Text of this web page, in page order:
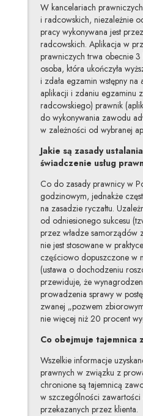
W kancelariach
i radcowskich, niezależnie
pracy wykonywana jest
radcowskich. Aplikacja w
prawniczych trwa obecnie 3
osoba, która ukończyła
i zdała egzamin wstępny
aplikacji i zdaniu egzaminu
radcowskiego) prawnik
do wykonywania zawodu
w zależności od wybranej
Jakie są zasady
świadczenie usług
Co do zasady prawnicy w
godzinowym, jednakże
na zasadzie ryczałtu.
od odniesionego sukcesu
przez władze samorządów
nie jest stosowane w
częściowo dopuszczone w
(ustawa o dochodzeniu
przewiduje, że
prowadzenia sprawy w
zwanej „pozwem
nie więcej niż 20 procent
Co obejmuje tajemnica
Wszelkie informacje
prawnych w związku z
chronione są tajemnicą
w szczególności
przekazanych przez klienta.